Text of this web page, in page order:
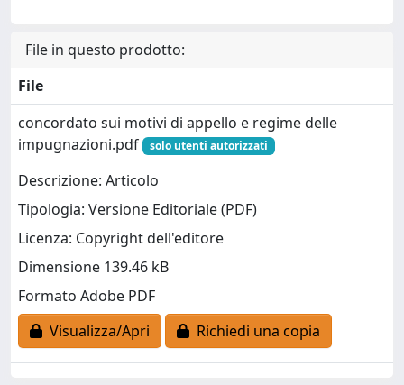
File in questo prodotto:
File
concordato sui motivi di appello e regime delle
impugnazioni.pdf
solo utenti autorizzati
Descrizione: Articolo
Tipologia: Versione Editoriale (PDF)
Licenza: Copyright dell'editore
Dimensione 139.46 kB
Formato Adobe PDF
Visualizza/Apri
Richiedi una copia